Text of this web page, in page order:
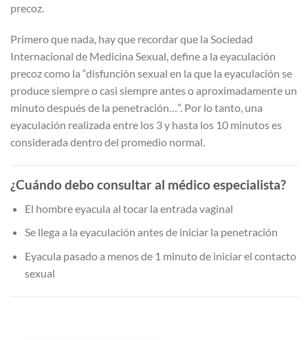
precoz.
Primero que nada, hay que recordar que la Sociedad
Internacional de Medicina Sexual, define a la eyaculación
precoz como la “disfunción sexual en la que la eyaculación se
produce siempre o casi siempre antes o aproximadamente un
minuto después de la penetración…”. Por lo tanto, una
eyaculación realizada entre los 3 y hasta los 10 minutos es
considerada dentro del promedio normal.
¿Cuándo debo consultar al médico especialista?
El hombre eyacula al tocar la entrada vaginal
Se llega a la eyaculación antes de iniciar la penetración
Eyacula pasado a menos de 1 minuto de iniciar el contacto
sexual